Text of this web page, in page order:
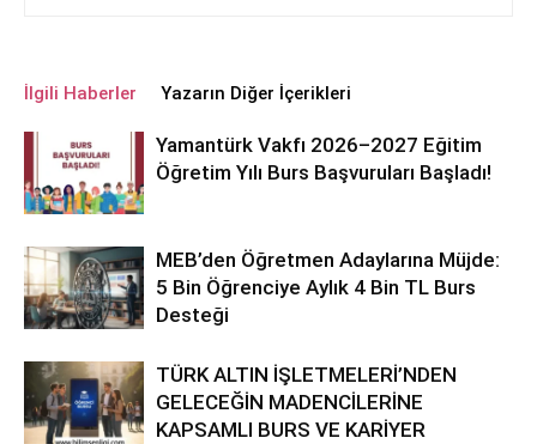
İlgili Haberler Yazarın Diğer İçerikleri
Yamantürk Vakfı 2026–2027 Eğitim
Öğretim Yılı Burs Başvuruları Başladı!
MEB’den Öğretmen Adaylarına Müjde:
5 Bin Öğrenciye Aylık 4 Bin TL Burs
Desteği
TÜRK ALTIN İŞLETMELERİ’NDEN
GELECEĞİN MADENCİLERİNE
KAPSAMLI BURS VE KARİYER